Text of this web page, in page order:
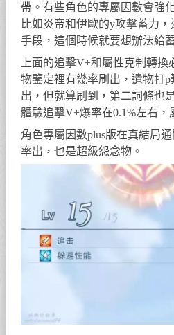
帶。有些角色的專屬因數會強
比如炎帝和伊歐的y攻擊蓄力
手段，這個時候就要想辦法給
上面的追擊V+和屬性克制轉
物鑒定裡有幾率刷出，遺物打p
出，但就算刷到，第二詞條也
體驗追擊V+爆率在0.1%左右，
角色專屬因數plus版在真結局
率出，也是超級怨念物。